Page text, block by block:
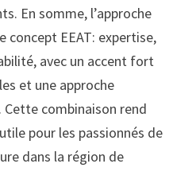
En somme, l’approche
concept EEAT: expertise,
avec un accent fort
et une approche
combinaison rend
pour les passionnés de
dans la région de